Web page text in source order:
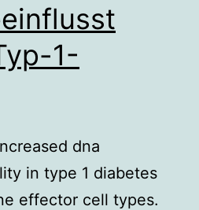
1-
dna
in type 1 diabetes
effector cell types.